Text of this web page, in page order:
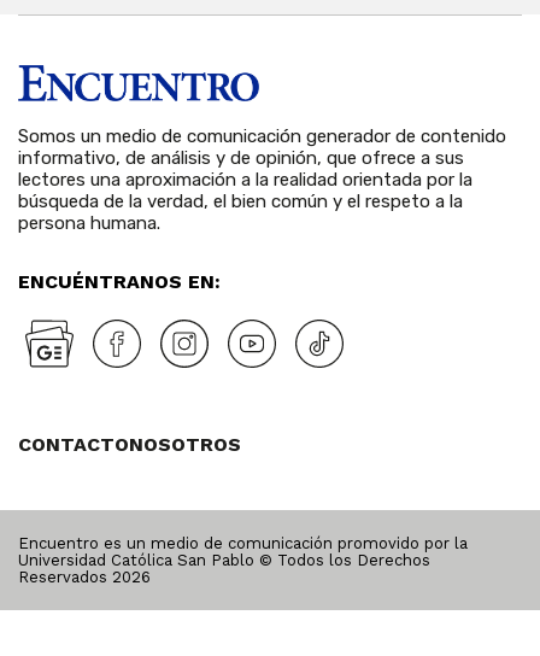
Somos un medio de comunicación generador de contenido
informativo, de análisis y de opinión, que ofrece a sus
lectores una aproximación a la realidad orientada por la
búsqueda de la verdad, el bien común y el respeto a la
persona humana.
ENCUÉNTRANOS EN:
CONTACTONOSOTROS
Encuentro es un medio de comunicación promovido por la
Universidad Católica San Pablo © Todos los Derechos
Reservados 2026